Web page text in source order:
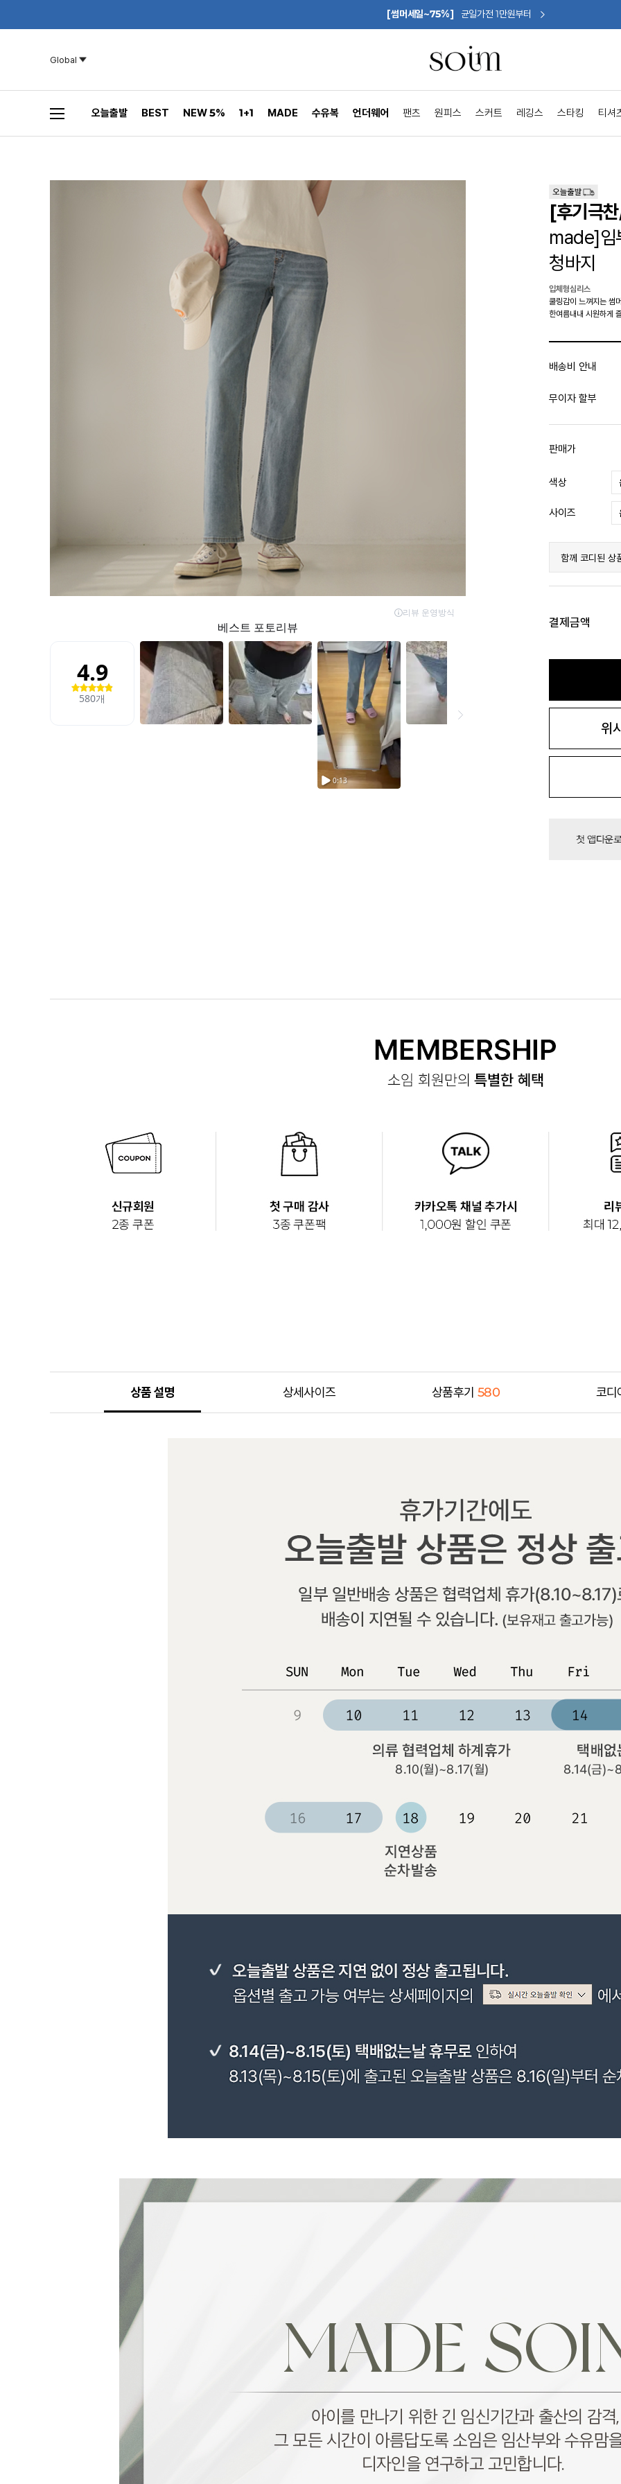
[썸머세일~75%] 균일가전 1만원부터
Global
오늘출발 BEST NEW 5% 1+1 MADE 수유복 언더웨어 팬츠 원피스 스커트 레깅스 스타킹 티셔
[후기극
made]임
청바지
입체형심리스
쿨링감이 느껴지는 썸
한여름내내 시원하게
배송비 안내
무이자 할부
판매가
색상
사이즈
함께 코디된 상
결제금액
위
상품 설명 상세사이즈 상품후기 580 코디